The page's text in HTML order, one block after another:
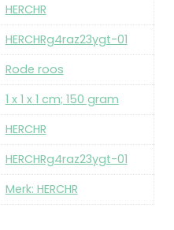
‎HERCHR
‎HERCHRg4raz23ygt-01
‎Rode roos
‎1 x 1 x 1 cm; 150 gram
‎HERCHR
‎HERCHRg4raz23ygt-01
Merk: HERCHR